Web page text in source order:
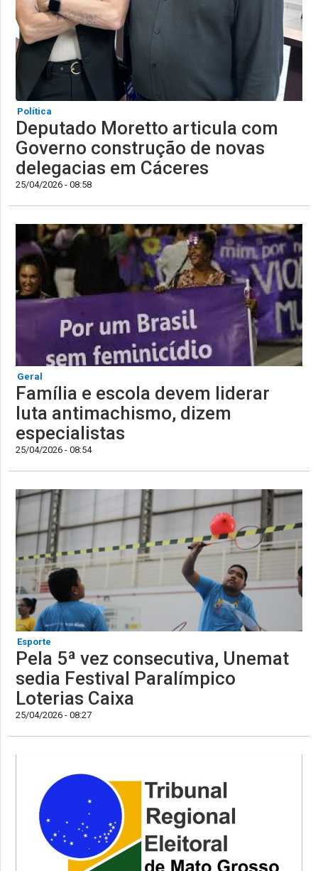
Política
Deputado Moretto articula com
Governo construção de novas
delegacias em Cáceres
25/04/2026 - 08:58
Geral
Família e escola devem liderar
luta antimachismo, dizem
especialistas
25/04/2026 - 08:54
Esporte
Pela 5ª vez consecutiva, Unemat
sedia Festival Paralímpico
Loterias Caixa
25/04/2026 - 08:27